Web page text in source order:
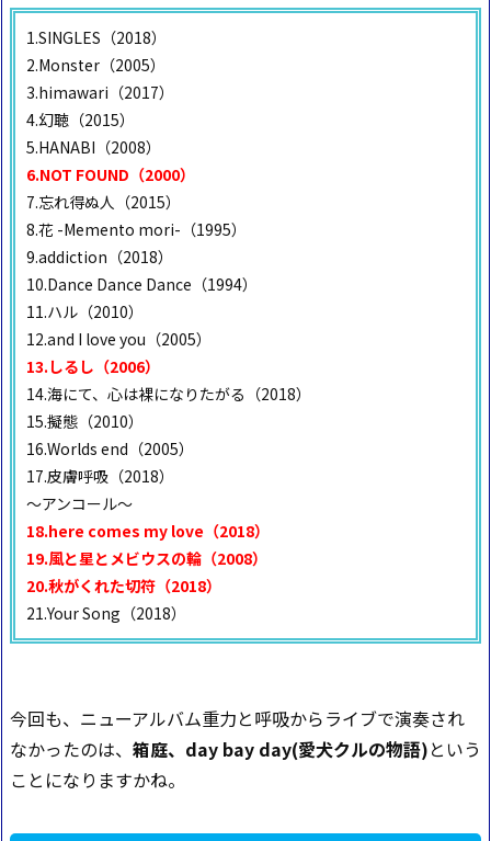
1.SINGLES（2018）
2.Monster（2005）
3.himawari（2017）
4.幻聴（2015）
5.HANABI（2008）
6.NOT FOUND（2000）
7.忘れ得ぬ人（2015）
8.花 -Memento mori-（1995）
9.addiction（2018）
10.Dance Dance Dance（1994）
11.ハル（2010）
12.and I love you（2005）
13.しるし（2006）
14.海にて、心は裸になりたがる（2018）
15.擬態（2010）
16.Worlds end（2005）
17.皮膚呼吸（2018）
～アンコール～
18.here comes my love（2018）
19.風と星とメビウスの輪（2008）
20.秋がくれた切符（2018）
21.Your Song（2018）
今回も、ニューアルバム重力と呼吸からライブで演奏され
なかったのは、 箱庭、day bay day(愛犬クルの物語)という
ことになりますかね。